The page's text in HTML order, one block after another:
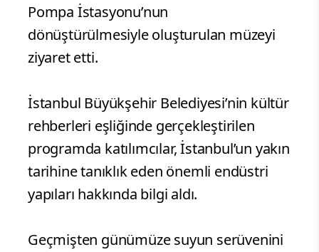
Pompa İstasyonu’nun
dönüştürülmesiyle oluşturulan müzeyi
ziyaret etti.
İstanbul Büyükşehir Belediyesi’nin kültür
rehberleri eşliğinde gerçekleştirilen
programda katılımcılar, İstanbul’un yakın
tarihine tanıklık eden önemli endüstri
yapıları hakkında bilgi aldı.
Geçmişten günümüze suyun serüvenini